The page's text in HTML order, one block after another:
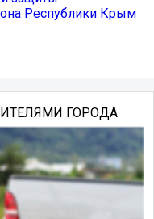
Республики Крым
ГОРОДА